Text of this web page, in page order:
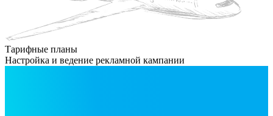
Тарифные планы
Настройка и ведение рекламной кампании